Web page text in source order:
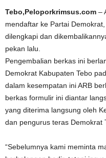
Tebo,Peloporkrimsus.com –
mendaftar ke Partai
dilengkapi dan
pekan lalu.
Pengembalian berkas ini
Demokrat Kabupaten Tebo
dalam kesempatan ini ARB
berkas formulir ini diantar
yang diterima langsung oleh
dan pengurus teras Demokrat
“Sebelumnya kami meminta